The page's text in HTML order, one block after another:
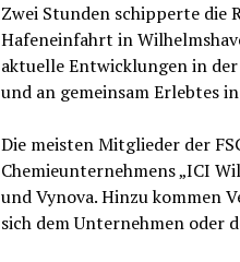
Zwei Stunden schipperte die
Hafeneinfahrt in
aktuelle Entwicklungen in
und an gemeinsam Erlebtes
Die meisten Mitglieder der
Chemieunternehmens „ICI
und Vynova. Hinzu kommen
sich dem Unternehmen oder